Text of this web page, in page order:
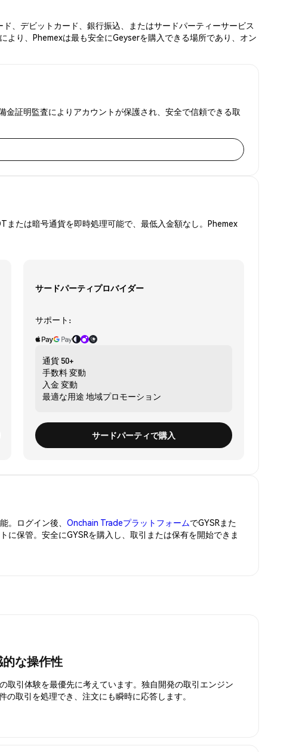
、デビットカード、銀行振込、またはサードパーティーサービス
より、Phemexは最も安全にGeyserを購入できる場所であり、オン
金証明監査によりアカウントが保護され、安全で信頼できる取
たは暗号通貨を即時処理可能で、最低入金額なし。Phemex
サードパーティプロバイダー
サポート:
通貨 50+
手数料変動
入金 変動
最適な用途 地域プロモーション
サードパーティで購入
。ログイン後、 Onchain TradeプラットフォームでGYSRまた
保管。安全にGYSRを購入し、取引または保有を開始できま
な操作性
取引体験を最優先に考えています。独自開発の取引エンジン
の取引を処理でき、注文にも瞬時に応答します。